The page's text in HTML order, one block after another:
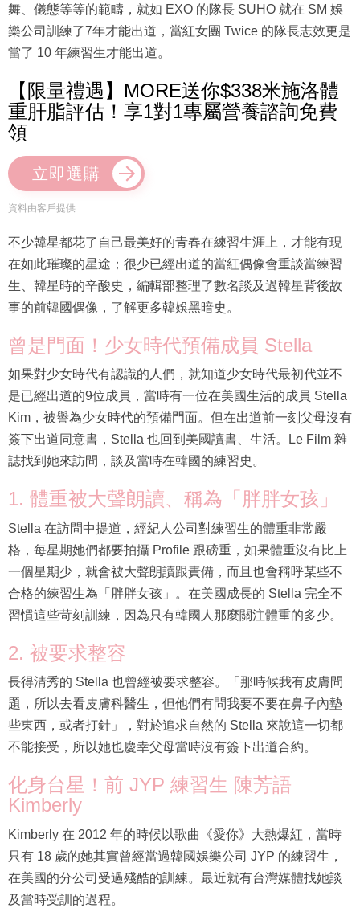
舞、儀態等等的範疇，就如 EXO 的隊長 SUHO 就在 SM 娛
樂公司訓練了7年才能出道，當紅女團 Twice 的隊長志效更是
當了 10 年練習生才能出道。
【限量禮遇】MORE送你$338米施洛體
重肝脂評估！享1對1專屬營養諮詢免費
領
立即選購
資料由客戶提供
不少韓星都花了自己最美好的青春在練習生涯上，才能有現
在如此璀璨的星途；很少已經出道的當紅偶像會重談當練習
生、韓星時的辛酸史，編輯部整理了數名談及過韓星背後故
事的前韓國偶像，了解更多韓娛黑暗史。
曾是門面！少女時代預備成員 Stella
如果對少女時代有認識的人們，就知道少女時代最初代並不
是已經出道的9位成員，當時有一位在美國生活的成員 Stella
Kim，被譽為少女時代的預備門面。但在出道前一刻父母沒有
簽下出道同意書，Stella 也回到美國讀書、生活。Le Film 雜
誌找到她來訪問，談及當時在韓國的練習史。
1. 體重被大聲朗讀、稱為「胖胖女孩」
Stella 在訪問中提道，經紀人公司對練習生的體重非常嚴
格，每星期她們都要拍攝 Profile 跟磅重，如果體重沒有比上
一個星期少，就會被大聲朗讀跟責備，而且也會稱呼某些不
合格的練習生為「胖胖女孩」。在美國成長的 Stella 完全不
習慣這些苛刻訓練，因為只有韓國人那麼關注體重的多少。
2. 被要求整容
長得清秀的 Stella 也曾經被要求整容。「那時候我有皮膚問
題，所以去看皮膚科醫生，但他們有問我要不要在鼻子內墊
些東西，或者打針」，對於追求自然的 Stella 來說這一切都
不能接受，所以她也慶幸父母當時沒有簽下出道合約。
化身台星！前 JYP 練習生 陳芳語
Kimberly
Kimberly 在 2012 年的時候以歌曲《愛你》大熱爆紅，當時
只有 18 歲的她其實曾經當過韓國娛樂公司 JYP 的練習生，
在美國的分公司受過殘酷的訓練。最近就有台灣媒體找她談
及當時受訓的過程。